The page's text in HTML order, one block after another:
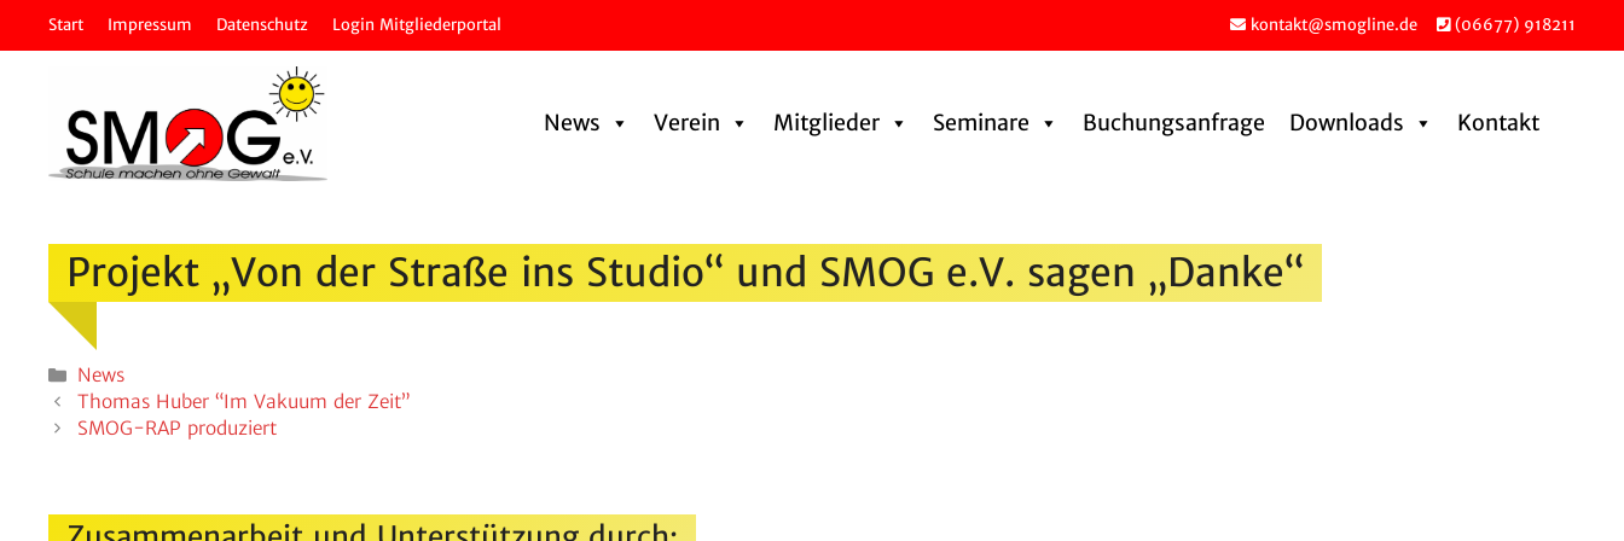
Inhalt
kontakt@smogline.de (06677) 918211
Start Impressum Daten­schutz Login Mitglie­der­portal
News Verein Mitglieder Seminare Buchungs­an­frage Downloads Kontakt
Projekt „Von der Straße ins Studio“ und SMOG e.V. sagen „Danke“
Kategorien
News
Thomas Huber “Im Vakuum der Zeit”
SMOG-RAP produ­ziert